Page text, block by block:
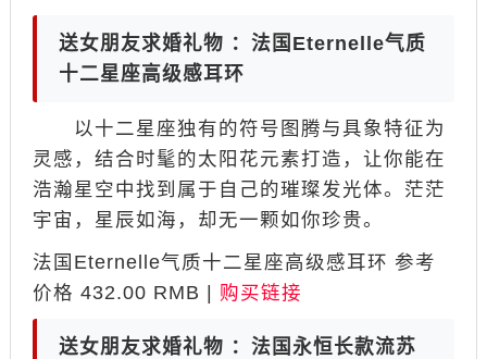
送女朋友求婚礼物 ：法国Eternelle气质
十二星座高级感耳环
以十二星座独有的符号图腾与具象特征为
灵感，结合时髦的太阳花元素打造，让你能在
浩瀚星空中找到属于自己的璀璨发光体。茫茫
宇宙，星辰如海，却无一颗如你珍贵。
法国Eternelle气质十二星座高级感耳环 参考
价格 432.00 RMB | 购买链接
送女朋友求婚礼物 ：法国永恒长款流苏